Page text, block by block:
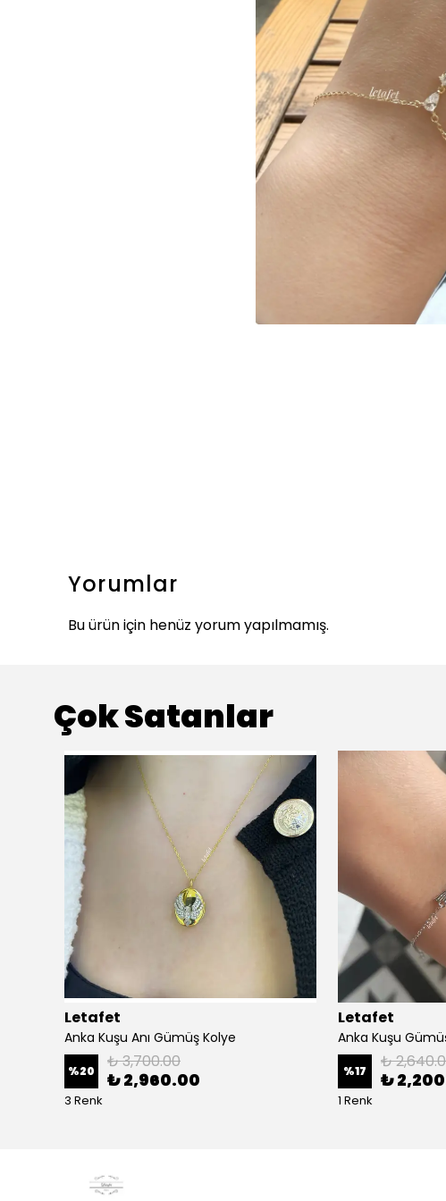
Yorumlar
Bu ürün için henüz yorum yapılmamış.
Çok Satanlar
Letafet
Anka Kuşu Anı Gümüş Kolye
%20 ₺ 3,700.00
₺ 2,960.00
3 Renk
Letafet
Anka Kuşu
%17 ₺
₺
1 Renk